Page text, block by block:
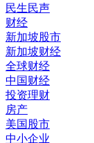
民生民声
财经
新加坡股市
新加坡财经
全球财经
中国财经
投资理财
房产
美国股市
中小企业